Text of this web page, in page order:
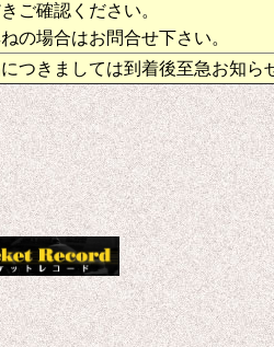
ご確認ください。
の場合はお問合せ下さい。
つきましては到着後至急お知ら